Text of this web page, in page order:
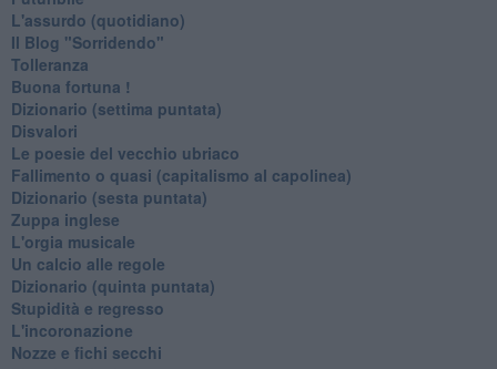
L'assurdo (quotidiano)
Il Blog "Sorridendo"
Tolleranza
Buona fortuna !
​Dizionario (settima puntata)
Disvalori
Le poesie del vecchio ubriaco
Fallimento o quasi (capitalismo al capolinea)
Dizionario (sesta puntata)
Zuppa inglese
L'orgia musicale
Un calcio alle regole
Dizionario (quinta puntata)
Stupidità e regresso
L'incoronazione
Nozze e fichi secchi